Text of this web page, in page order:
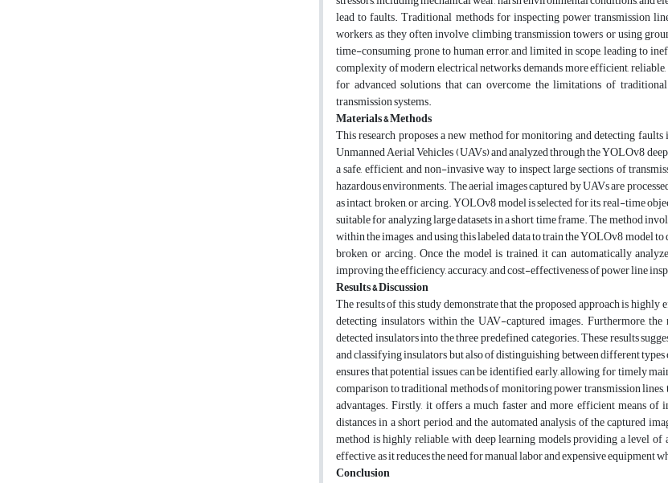
lead to faults. Traditional methods for inspecting power transmission
workers, as they often involve climbing transmission towers or using
time-consuming, prone to human error, and limited in scope, leading to
complexity of modern electrical networks demands more efficient,
for advanced solutions that can overcome the limitations of
transmission systems.
Materials & Methods
This research proposes a new method for monitoring and detecting
Unmanned Aerial Vehicles (UAVs) and analyzed through the YOLOv8
a safe, efficient, and non-invasive way to inspect large sections of
hazardous environments. The aerial images captured by UAVs are
as intact, broken, or arcing. YOLOv8 model is selected for its real-time
suitable for analyzing large datasets in a short time frame. The method
within the images, and using this labeled data to train the YOLOv8 model
broken, or arcing. Once the model is trained, it can automatically
improving the efficiency, accuracy, and cost-effectiveness of power line
Results & Discussion
The results of this study demonstrate that the proposed approach is
detecting insulators within the UAV-captured images. Furthermore,
detected insulators into the three predefined categories. These results
and classifying insulators but also of distinguishing between different
ensures that potential issues can be identified early, allowing for timely
comparison to traditional methods of monitoring power transmission
advantages. Firstly, it offers a much faster and more efficient means
distances in a short period, and the automated analysis of the captured
method is highly reliable, with deep learning models providing a level
effective, as it reduces the need for manual labor and expensive
Conclusion